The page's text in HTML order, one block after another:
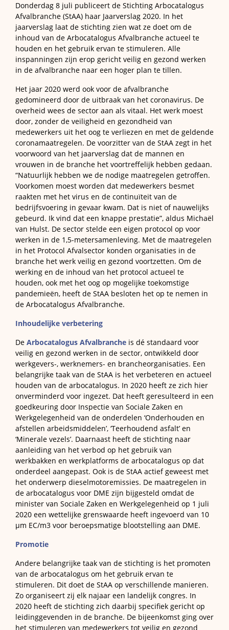
Donderdag 8 juli publiceert de Stichting Arbocatalogus
Afvalbranche (StAA) haar Jaarverslag 2020. In het
jaarverslag laat de stichting zien wat ze doet om de
inhoud van de Arbocatalogus Afvalbranche actueel te
houden en het gebruik ervan te stimuleren. Alle
inspanningen zijn erop gericht veilig en gezond werken
in de afvalbranche naar een hoger plan te tillen.
Het jaar 2020 werd ook voor de afvalbranche
gedomineerd door de uitbraak van het coronavirus. De
overheid wees de sector aan als vitaal. Het werk moest
door, zonder de veiligheid en gezondheid van
medewerkers uit het oog te verliezen en met de geldende
coronamaatregelen. De voorzitter van de StAA zegt in het
voorwoord van het jaarverslag dat de mannen en
vrouwen in de branche het voortreffelijk hebben gedaan.
“Natuurlijk hebben we de nodige maatregelen getroffen.
Voorkomen moest worden dat medewerkers besmet
raakten met het virus en de continuïteit van de
bedrijfsvoering in gevaar kwam. Dat is niet of nauwelijks
gebeurd. Ik vind dat een knappe prestatie”, aldus Michaël
van Hulst. De sector stelde een eigen protocol op voor
werken in de 1,5-metersamenleving. Met de maatregelen
in het Protocol Afvalsector konden organisaties in de
branche het werk veilig en gezond voortzetten. Om de
werking en de inhoud van het protocol actueel te
houden, ook met het oog op mogelijke toekomstige
pandemieën, heeft de StAA besloten het op te nemen in
de Arbocatalogus Afvalbranche.
Inhoudelijke verbetering
De Arbocatalogus Afvalbranche is dé standaard voor
veilig en gezond werken in de sector, ontwikkeld door
werkgevers-, werknemers- en brancheorganisaties. Een
belangrijke taak van de StAA is het verbeteren en actueel
houden van de arbocatalogus. In 2020 heeft ze zich hier
onverminderd voor ingezet. Dat heeft geresulteerd in een
goedkeuring door Inspectie van Sociale Zaken en
Werkgelegenheid van de onderdelen ‘Onderhouden en
afstellen arbeidsmiddelen’, ‘Teerhoudend asfalt’ en
‘Minerale vezels’. Daarnaast heeft de stichting naar
aanleiding van het verbod op het gebruik van
werkbakken en werkplatforms de arbocatalogus op dat
onderdeel aangepast. Ook is de StAA actief geweest met
het onderwerp dieselmotoremissies. De maatregelen in
de arbocatalogus voor DME zijn bijgesteld omdat de
minister van Sociale Zaken en Werkgelegenheid op 1 juli
2020 een wettelijke grenswaarde heeft ingevoerd van 10
µm EC/m3 voor beroepsmatige blootstelling aan DME.
Promotie
Andere belangrijke taak van de stichting is het promoten
van de arbocatalogus om het gebruik ervan te
stimuleren. Dit doet de StAA op verschillende manieren.
Zo organiseert zij elk najaar een landelijk congres. In
2020 heeft de stichting zich daarbij specifiek gericht op
leidinggevenden in de branche. De bijeenkomst ging over
het stimuleren van medewerkers tot veilig en gezond